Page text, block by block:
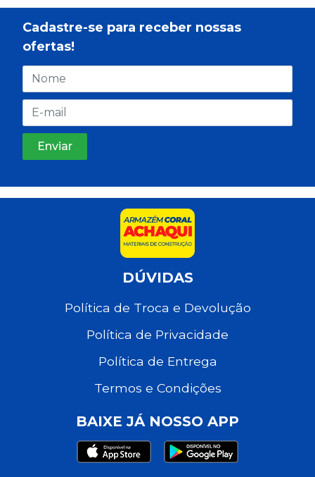
Cadastre-se para receber nossas
ofertas!
DÚVIDAS
Política de Troca e Devolução
Política de Privacidade
Política de Entrega
Termos e Condições
BAIXE JÁ NOSSO APP